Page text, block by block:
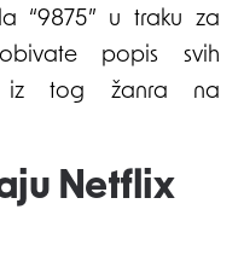
“9875” u traku za
popis svih
iz tog žanra na
Netflix